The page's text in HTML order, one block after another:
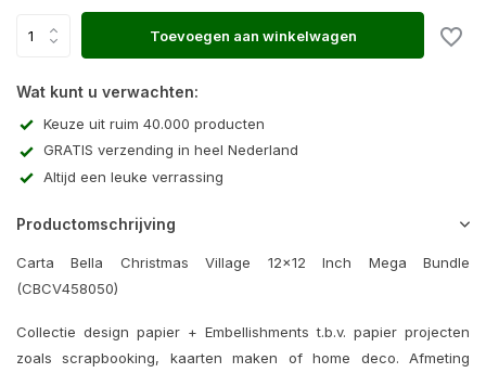
Toevoegen aan winkelwagen
Wat kunt u verwachten:
Keuze uit ruim 40.000 producten
GRATIS verzending in heel Nederland
Altijd een leuke verrassing
Productomschrijving
Carta Bella Christmas Village 12x12 Inch Mega Bundle
(CBCV458050)
Collectie design papier + Embellishments t.b.v. papier projecten
zoals scrapbooking, kaarten maken of home deco. Afmeting